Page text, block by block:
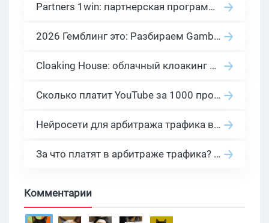
Partners 1win: партнерская программа казино в нише гемблинг арбитраж
2026 Гемблинг это: Разбираем Gambling вертикаль, и все что связано с гемблинг и беттинг офферами
Cloaking House: облачный клоакинг для фильтрации ботов FB и Google Ads — гайд PHP-интеграции 2026
Сколько платит YouTube за 1000 просмотров в 2026: реальные цифры от 0.5 до 36 USD по ГЕО
Нейросети для арбитража трафика в 2026: инструменты, кейсы и AI-медиабайеры
За что платят в арбитраже трафика? 30 моделей оплаты в бурж и СНГ партнерках
Комментарии